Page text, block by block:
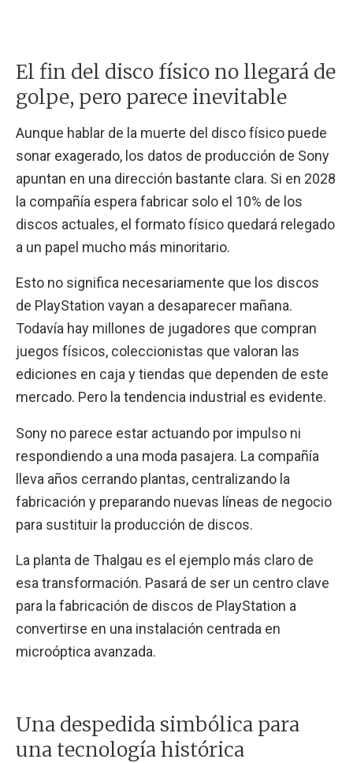
El fin del disco físico no llegará de
golpe, pero parece inevitable
Aunque hablar de la muerte del disco físico puede
sonar exagerado, los datos de producción de Sony
apuntan en una dirección bastante clara. Si en 2028
la compañía espera fabricar solo el 10% de los
discos actuales, el formato físico quedará relegado
a un papel mucho más minoritario.
Esto no significa necesariamente que los discos
de PlayStation vayan a desaparecer mañana.
Todavía hay millones de jugadores que compran
juegos físicos, coleccionistas que valoran las
ediciones en caja y tiendas que dependen de este
mercado. Pero la tendencia industrial es evidente.
Sony no parece estar actuando por impulso ni
respondiendo a una moda pasajera. La compañía
lleva años cerrando plantas, centralizando la
fabricación y preparando nuevas líneas de negocio
para sustituir la producción de discos.
La planta de Thalgau es el ejemplo más claro de
esa transformación. Pasará de ser un centro clave
para la fabricación de discos de PlayStation a
convertirse en una instalación centrada en
microóptica avanzada.
Una despedida simbólica para
una tecnología histórica